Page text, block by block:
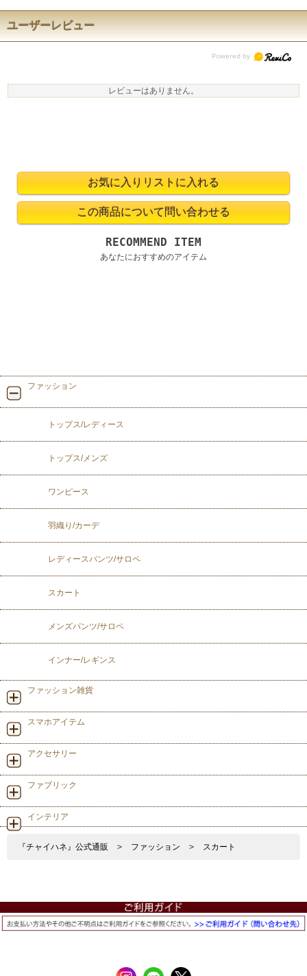
ユーザーレビュー
レビューはありません。
RECOMMEND ITEM
あなたにおすすめのアイテム
ファッション
トップス/レディース
トップス/メンズ
ワンピース
羽織り/カーデ
レディースパンツ/サロペ
スカート
メンズパンツ/サロペ
インナー/レギンス
ファッション雑貨
スマホアイテム
アクセサリー
ファブリック
インテリア
『チャイハネ』公式通販 > ファッション > スカート